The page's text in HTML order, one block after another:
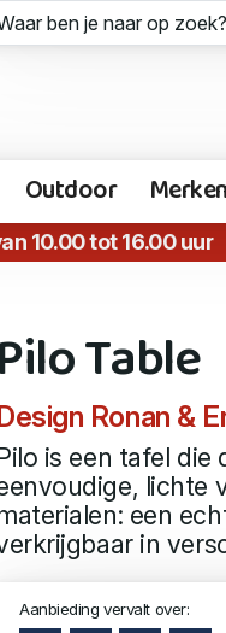
Outdoor Merken
10.00 tot 16.00 uur
Pilo Table
Ronan &
is een tafel die
lichte
een
in
Aanbieding vervalt over: